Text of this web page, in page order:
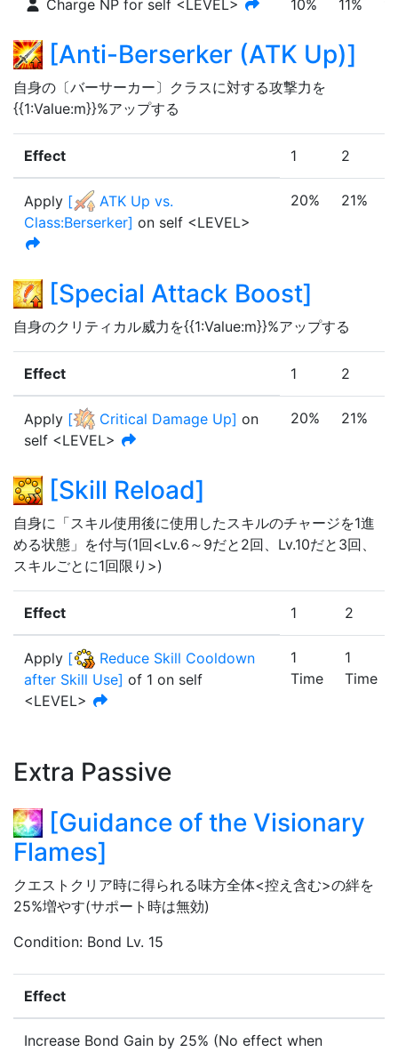
Charge NP for self <LEVEL> 10% 11%
[Anti-Berserker (ATK Up)]
自身の〔バーサーカー〕クラスに対する攻撃力を
{{1:Value:m}}%アップする
Effect 1 2
Apply [
ATK Up vs.
Class:Berserker] on self <LEVEL>
20% 21%
[Special Attack Boost]
自身のクリティカル威力を{{1:Value:m}}%アップする
Effect 1 2
Apply [ Critical Damage Up] on
self <LEVEL>
20% 21%
[Skill Reload]
自身に「スキル使用後に使用したスキルのチャージを1進
める状態」を付与(1回<Lv.6～9だと2回、Lv.10だと3回、
スキルごとに1回限り>)
Effect 1 2
Apply [
Reduce Skill Cooldown
after Skill Use] of 1 on self
<LEVEL>
1
Time
1
Time
Extra Passive
[Guidance of the Visionary
Flames]
クエストクリア時に得られる味方全体<控え含む>の絆を
25%増やす(サポート時は無効)
Condition: Bond Lv. 15
Effect
Increase Bond Gain by 25% (No effect when